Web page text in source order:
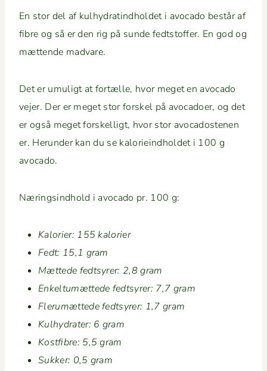
En stor del af kul­hy­dratind­hold­et i avo­ca­do består af
fibre og så er den rig på sunde fedt­stof­fer. En god og
mæt­tende madvare.
Det er umuligt at fortælle, hvor meget en avo­ca­do
vejer. Der er meget stor forskel på avo­ca­do­er, og det
er også meget forskel­ligt, hvor stor avo­ca­doste­nen
er. Herun­der kan du se kalo­rieind­hold­et i 100 g
avocado.
Næringsind­hold i avo­ca­do pr. 100 g:
Kalo­ri­er: 155 kalorier
Fedt: 15,1 gram
Mæt­tede fedt­syr­er: 2,8 gram
Enkel­tumæt­tede fedt­syr­er: 7,7 gram
Flerumæt­tede fedt­syr­er: 1,7 gram
Kul­hy­drater: 6 gram
Kost­fi­bre: 5,5 gram
Sukker: 0,5 gram